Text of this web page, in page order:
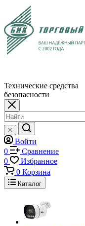
Технические средства
безопасности
Войти
0
Сравнение
0
Избранное
0 Корзина
Каталог